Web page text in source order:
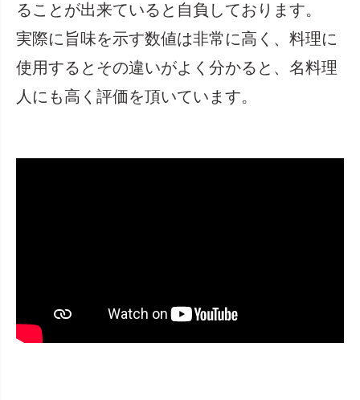
ることが出来ていると自負しております。
実際に旨味を示す数値は非常に高く、料理に
使用するとその違いがよく分かると、名料理
人にも高く評価を頂いています。